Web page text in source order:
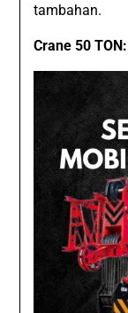
tambahan.
Crane 50 TON: